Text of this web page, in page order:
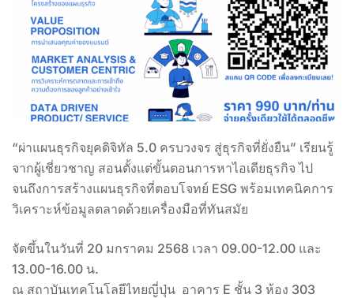
“ผ่าแผนธุรกิจยุคดิจิทัล 5.0 ครบวงจร สู่ธุรกิจที่ยั่งยืน” เรียนรู้
จากผู้เชี่ยวชาญ สอนตั้งแต่ขั้นตอนการหาไอเดียธุรกิจ ไป
จนถึงการสร้างแผนธุรกิจที่ตอบโจทย์ ESG พร้อมเทคนิคการ
วิเคราะห์ข้อมูลตลาดด้วยเครื่องมือที่ทันสมัย
จัดขึ้นในวันที่ 20 มกราคม 2568 เวลา 09.00-12.00 และ
13.00-16.00 น.
ณ สถาบันเทคโนโลยีไทยญี่ปุ่น อาคาร E ชั้น 3 ห้อง 303